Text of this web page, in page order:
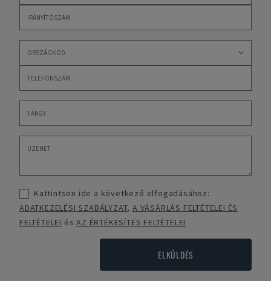
Kattintson ide a következő elfogadásához:
ADATKEZELÉSI SZABÁLYZAT,A VÁSÁRLÁS FELTÉTELEI ÉS
FELTÉTELEI ésAZ ÉRTÉKESÍTÉS FELTÉTELEI
ELKÜLDÉS